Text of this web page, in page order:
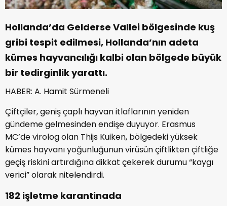
Hollanda’da Gelderse Vallei bölgesinde kuş
gribi tespit edilmesi, Hollanda’nın adeta
kümes hayvancılığı kalbi olan bölgede büyük
bir tedirginlik yarattı.
HABER: A. Hamit Sürmeneli
Çiftçiler, geniş çaplı hayvan itlaflarının yeniden
gündeme gelmesinden endişe duyuyor. Erasmus
MC’de virolog olan Thijs Kuiken, bölgedeki yüksek
kümes hayvanı yoğunluğunun virüsün çiftlikten çiftliğe
geçiş riskini artırdığına dikkat çekerek durumu “kaygı
verici” olarak nitelendirdi.
182 işletme karantinada